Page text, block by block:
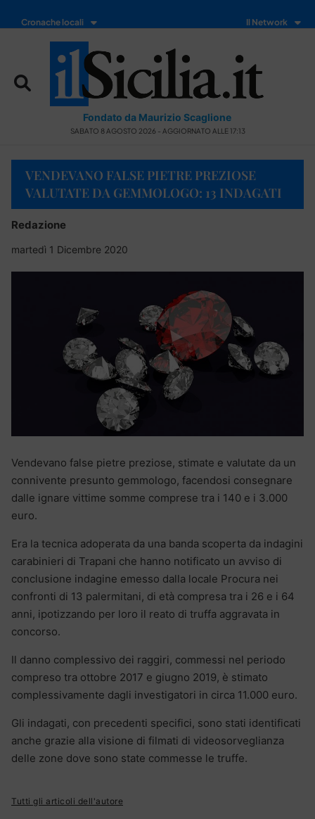
Cronache locali Il Network
Fondato da Maurizio Scaglione
SABATO 8 AGOSTO 2026 - AGGIORNATO ALLE 17:13
VENDEVANO FALSE PIETRE PREZIOSE
VALUTATE DA GEMMOLOGO: 13 INDAGATI
Redazione
martedì 1 Dicembre 2020
Vendevano false pietre preziose, stimate e valutate da un
connivente presunto gemmologo, facendosi consegnare
dalle ignare vittime somme comprese tra i 140 e i 3.000
euro.
Era la tecnica adoperata da una banda scoperta da indagini
carabinieri di Trapani che hanno notificato un avviso di
conclusione indagine emesso dalla locale Procura nei
confronti di 13 palermitani, di età compresa tra i 26 e i 64
anni, ipotizzando per loro il reato di truffa aggravata in
concorso.
Il danno complessivo dei raggiri, commessi nel periodo
compreso tra ottobre 2017 e giugno 2019, è stimato
complessivamente dagli investigatori in circa 11.000 euro.
Gli indagati, con precedenti specifici, sono stati identificati
anche grazie alla visione di filmati di videosorveglianza
delle zone dove sono state commesse le truffe.
Tutti gli articoli dell'autore